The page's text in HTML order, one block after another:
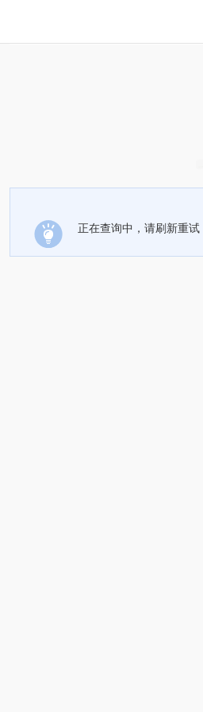
正在查询中，请刷新重试